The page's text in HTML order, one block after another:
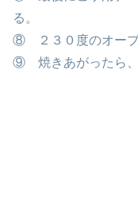
る。
⑧ ２３０度のオーブ
⑨ 焼きあがったら、